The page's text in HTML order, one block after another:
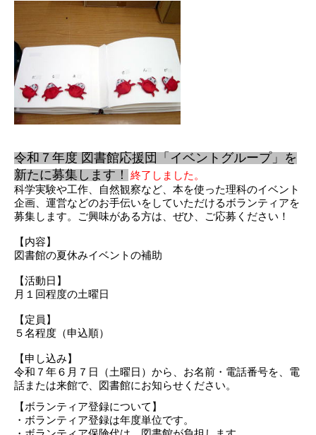
令和７年度 図書館応援団「イベントグループ」を
新たに募集します！
終了しました。
科学実験や工作、自然観察など、本を使った理科のイベント
企画、運営などのお手伝いをしていただけるボランティアを
募集します。ご興味がある方は、ぜひ、ご応募ください！
【内容】
図書館の夏休みイベントの補助
【活動日】
月１回程度の土曜日
【定員】
５名程度（申込順）
【申し込み】
令和７年６月７日（土曜日）から、お名前・電話番号を、電
話または来館で、図書館にお知らせください。
【ボランティア登録について】
・ボランティア登録は年度単位です。